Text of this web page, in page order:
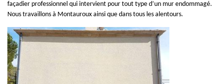
façadier professionnel qui intervient pour tout type d’un mur endommagé.
Nous travaillons à Montauroux ainsi que dans tous les alentours.